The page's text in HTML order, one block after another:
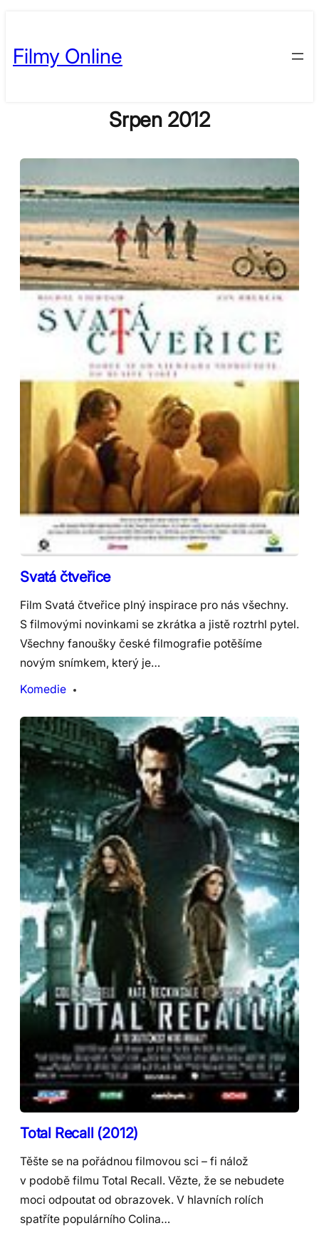
content
Filmy Online
Srpen 2012
Svatá čtveřice
Film Svatá čtveřice plný inspirace pro nás všechny.
S filmovými novinkami se zkrátka a jistě roztrhl pytel.
Všechny fanoušky české filmografie potěšíme
novým snímkem, který je…
Komedie
Total Recall (2012)
Těšte se na pořádnou filmovou sci – fi nálož
v podobě filmu Total Recall. Vězte, že se nebudete
moci odpoutat od obrazovek. V hlavních rolích
spatříte populárního Colina…